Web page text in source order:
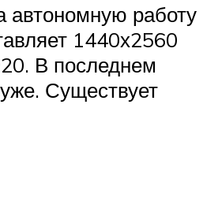
автономную работу
1440х2560
В последнем
Существует